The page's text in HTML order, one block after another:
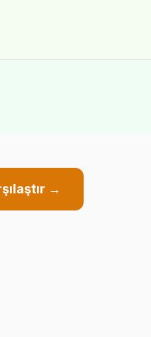
→